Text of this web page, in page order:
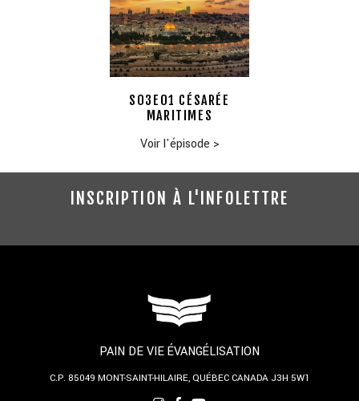
S03E01 CÉSARÉE
MARITIMES
Voir l'épisode >
INSCRIPTION À L'INFOLETTRE
PAIN DE VIE ÉVANGÉLISATION
C.P. 85049 MONT-SAINT-HILAIRE, QUÉBECCANADA J3H 5W1